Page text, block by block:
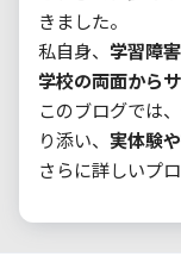
きました。
私自身、 学習障
学校の両面から
このブログでは
り添い、 実体験
さらに詳しいプ